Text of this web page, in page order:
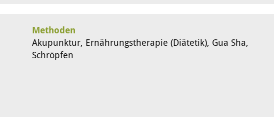
Methoden
Akupunktur, Ernährungstherapie (Diätetik), Gua Sha,
Schröpfen